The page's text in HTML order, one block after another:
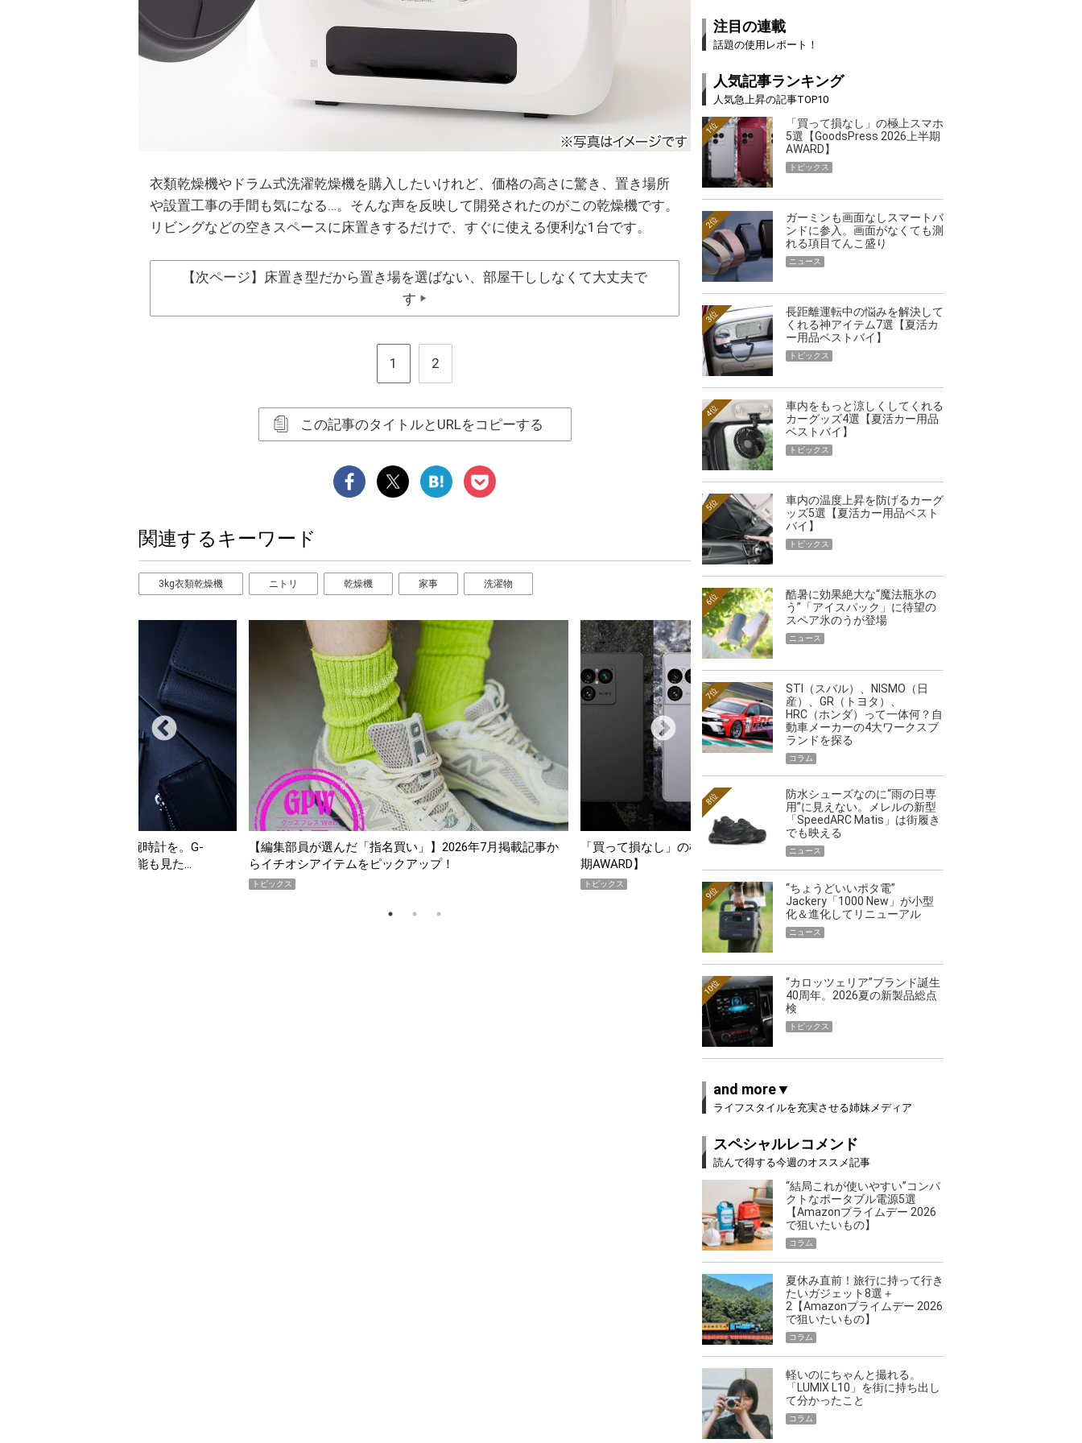
衣類乾燥機やドラム式洗濯乾燥機を購入したいけれど、価格の高さに驚き、置き場所
や設置工事の手間も気になる…。そんな声を反映して開発されたのがこの乾燥機です。
リビングなどの空きスペースに床置きするだけで、すぐに使える便利な1台です。
【次ページ】床置き型だから置き場を選ばない、部屋干ししなくて大丈夫で
す ▶
1 2
この記事のタイトルとURLをコピーする
関連するキーワード
3kg衣類乾燥機 ニトリ 乾燥機 家事 洗濯物
だ「指名買い」】2026年7月掲載記事か
「買って損なし」の極上スマホ5選【GoodsPress 2026上半
期AWARD】
トピックス
薄着になる季節の夏こそ“映える”タフな腕時計を。G-
SHOCK「GRAVITYMASTER」は本当に機能も見た…
PR
注目の連載
話題の使用レポート！
人気記事ランキング
人気急上昇の記事TOP10
「買って損なし」の極上スマホ
5選【GoodsPress 2026上半期
AWARD】
1位
トピックス
ガーミンも画面なしスマートバ
ンドに参入。画面がなくても測
れる項目てんこ盛り
2位
ニュース
長距離運転中の悩みを解決して
くれる神アイテム7選【夏活カ
ー用品ベストバイ】
3位
トピックス
車内をもっと涼しくしてくれる
カーグッズ4選【夏活カー用品
ベストバイ】
4位
トピックス
車内の温度上昇を防げるカーグ
ッズ5選【夏活カー用品ベスト
バイ】
5位
トピックス
酷暑に効果絶大な“魔法瓶氷の
う”「アイスパック」に待望の
スペア氷のうが登場
6位
ニュース
STI（スバル）、NISMO（日
産）、GR（トヨタ）、
HRC（ホンダ）って一体何？自
動車メーカーの4大ワークスブ
ランドを探る
7位
コラム
防水シューズなのに“雨の日専
用”に見えない。メレルの新型
「SpeedARC Matis」は街履き
でも映える
8位
ニュース
“ちょうどいいポタ電”
Jackery「1000 New」が小型
化＆進化してリニューアル
9位
ニュース
“カロッツェリア”ブランド誕生
40周年。2026夏の新製品総点
検
10位
トピックス
and more▼
ライフスタイルを充実させる姉妹メディア
スペシャルレコメンド
読んで得する今週のオススメ記事
“結局これが使いやすい”コンパ
クトなポータブル電源5選
【Amazonプライムデー 2026
で狙いたいもの】
コラム
夏休み直前！旅行に持って行き
たいガジェット8選＋
2【Amazonプライムデー 2026
で狙いたいもの】
コラム
軽いのにちゃんと撮れる。
「LUMIX L10」を街に持ち出し
て分かったこと
コラム